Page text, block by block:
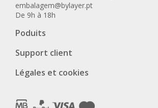
embalagem@bylayer.pt
De 9h à 18h
Poduits
Support client
Légales et cookies